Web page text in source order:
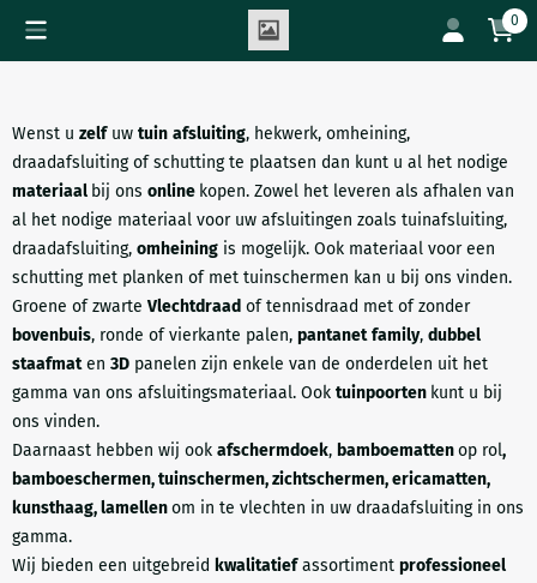
Cookievoorkeuren zijn beschikbaar. Kies instellingen of sta0
Wenst u zelfuw tuin afsluiting, hekwerk, omheining,
draadafsluiting of schutting te plaatsen dan kunt u al het nodige
materiaal bij ons online kopen. Zowel het leveren als afhalen van
al het nodige materiaal voor uw afsluitingen zoals tuinafsluiting,
draadafsluiting, omheining is mogelijk. Ook materiaal voor een
schutting met planken of met tuinschermen kan u bij ons vinden.
Groene of zwarte Vlechtdraad of tennisdraad met of zonder
bovenbuis, ronde of vierkante palen, pantanet family, dubbel
staafmaten 3D panelen zijn enkele van de onderdelen uit het
gamma van ons afsluitingsmateriaal. Ook tuinpoorten kunt u bij
ons vinden.
Daarnaast hebben wij ook afschermdoek, bamboemattenop rol,
bamboeschermen, tuinschermen, zichtschermen, ericamatten,
kunsthaag, lamellenom in te vlechten in uw draadafsluiting in ons
gamma.
Wij bieden een uitgebreid kwalitatiefassortiment professioneel